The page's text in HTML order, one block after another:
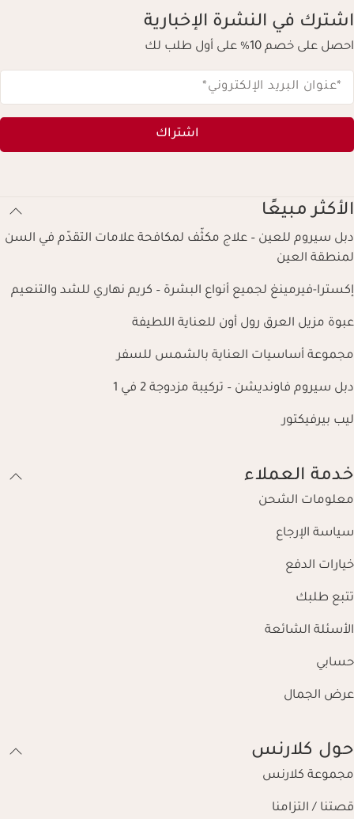
اشترك في النشرة الإخبارية
احصل على خصم 10% على أول طلب لك
*عنوان البريد الإلكتروني*
اشتراك
الأكثر مبيعًا
دبل سيروم للعين – علاج مكثّف لمكافحة علامات التقدّم في السن
لمنطقة العين
إكسترا-فيرمينغ لجميع أنواع البشرة – كريم نهاري للشد والتنعيم
عبوة مزيل العرق رول أون للعناية اللطيفة
مجموعة أساسيات العناية بالشمس للسفر
دبل سيروم فاونديشن – تركيبة مزدوجة 2 في 1
ليب بيرفيكتور
خدمة العملاء
معلومات الشحن
سياسة الإرجاع
خيارات الدفع
تتبع طلبك
الأسئلة الشائعة
حسابي
عرض الجمال
حول كلارنس
مجموعة كلارنس
قصتنا / التزامنا